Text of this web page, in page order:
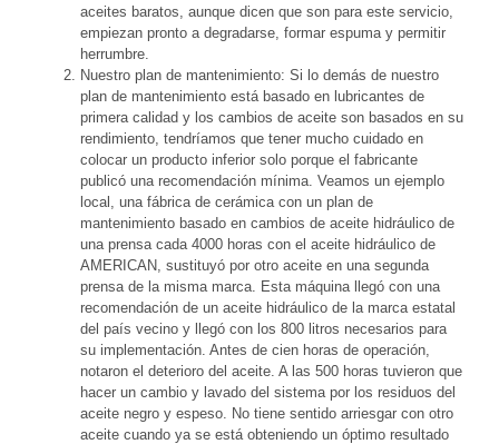
aceites baratos, aunque dicen que son para este servicio,
empiezan pronto a degradarse, formar espuma y permitir
herrumbre.
Nuestro plan de mantenimiento: Si lo demás de nuestro
plan de mantenimiento está basado en lubricantes de
primera calidad y los cambios de aceite son basados en su
rendimiento, tendríamos que tener mucho cuidado en
colocar un producto inferior solo porque el fabricante
publicó una recomendación mínima. Veamos un ejemplo
local, una fábrica de cerámica con un plan de
mantenimiento basado en cambios de aceite hidráulico de
una prensa cada 4000 horas con el aceite hidráulico de
AMERICAN, sustituyó por otro aceite en una segunda
prensa de la misma marca. Esta máquina llegó con una
recomendación de un aceite hidráulico de la marca estatal
del país vecino y llegó con los 800 litros necesarios para
su implementación. Antes de cien horas de operación,
notaron el deterioro del aceite. A las 500 horas tuvieron que
hacer un cambio y lavado del sistema por los residuos del
aceite negro y espeso. No tiene sentido arriesgar con otro
aceite cuando ya se está obteniendo un óptimo resultado